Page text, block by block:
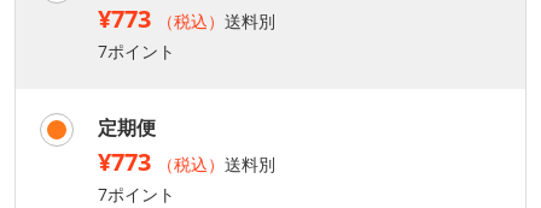
¥773 （税込） 送料別
7ポイント
定期便
¥773 （税込） 送料別
7ポイント